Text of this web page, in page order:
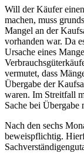
Will der Käufer
machen, muss
Mangel an der
vorhanden war. Da
Ursache eines
vermutet, dass
Übergabe der
waren. Im Streitfall
Sache bei Übergabe
Nach den sechs
beweispflichtig.